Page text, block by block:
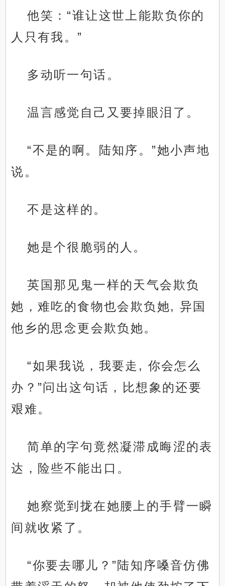
他笑：“谁让这世上能欺负你的
人只有我。”
多动听一句话。
温言感觉自己又要掉眼泪了。
“不是的啊。陆知序。”她小声地
说。
不是这样的。
她是个很脆弱的人。
英国那见鬼一样的天气会欺负
她，难吃的食物也会欺负她, 异国
他乡的思念更会欺负她。
“如果我说，我要走, 你会怎么
办？”问出这句话，比想象的还要
艰难。
简单的字句竟然凝滞成晦涩的表
达，险些不能出口。
她察觉到拢在她腰上的手臂一瞬
间就收紧了。
“你要去哪儿？”陆知序嗓音仿佛